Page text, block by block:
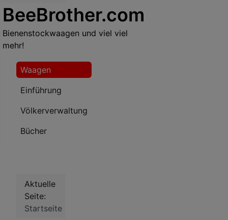
BeeBrother.com
Bienenstockwaagen und viel viel
mehr!
Waagen
Einführung
Völkerverwaltung
Bücher
Aktuelle
Seite:
Startseite